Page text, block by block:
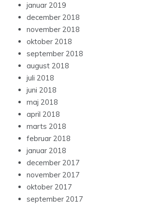
januar 2019
december 2018
november 2018
oktober 2018
september 2018
august 2018
juli 2018
juni 2018
maj 2018
april 2018
marts 2018
februar 2018
januar 2018
december 2017
november 2017
oktober 2017
september 2017